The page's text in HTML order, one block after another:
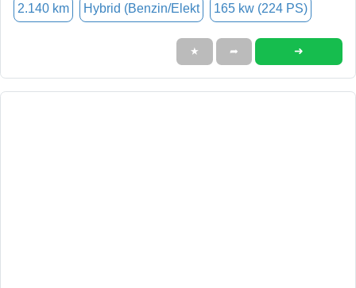
2.140 km Hybrid (Benzin/Elekt 165 kw (224 PS)
★ ➦ ➜